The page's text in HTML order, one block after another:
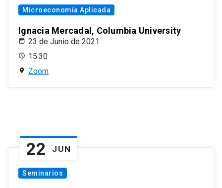
Microeconomía Aplicada
Ignacia Mercadal, Columbia University
23 de Junio de 2021
15:30
Zoom
22 JUN
Seminarios